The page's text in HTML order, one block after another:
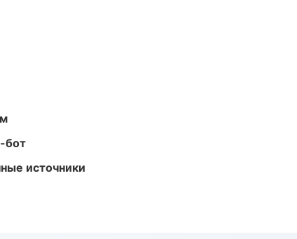
бот
источники